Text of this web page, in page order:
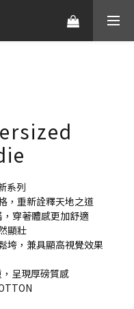
系列
，重新詮釋天地之道
穿著體感更加舒適
顯壯
垮，兼具顯高視覺效果
呈現厚磅質感